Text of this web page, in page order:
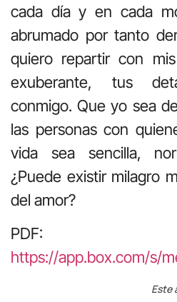
cada día y en cada
abrumado por tanto
quiero repartir con
exuberante, tus
conmigo. Que yo sea
las personas con
vida sea sencilla,
¿Puede existir milagro
del amor?
PDF:
https://app.box.com/s/
Este